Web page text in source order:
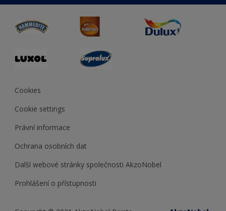
duluxprodejnabarev.cz
duluxpredajnafarieb.sk
Cookies
Cookie settings
Právní informace
Ochrana osobních dat
Další webové stránky společnosti AkzoNobel
Prohlášení o přístupnosti